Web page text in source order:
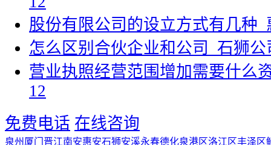
股份有限公司的设立方式有几种
怎么区别合伙企业和公司_石狮公
营业执照经营范围增加需要什么
12
免费电话 在线咨询
泉州 厦门 晋江南安惠安石狮安溪永春德化泉港区洛江区丰泽区